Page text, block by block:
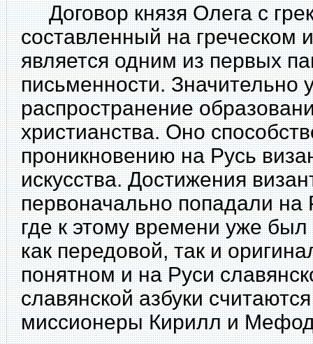
Договор князя Олега с
составленный на греческом
является одним из первых
письменности. Значительно
распространение
христианства. Оно
проникновению на Русь
искусства. Достижения
первоначально попадали на
где к этому времени уже
как передовой, так и
понятном и на Руси
славянской азбуки
миссионеры Кирилл и